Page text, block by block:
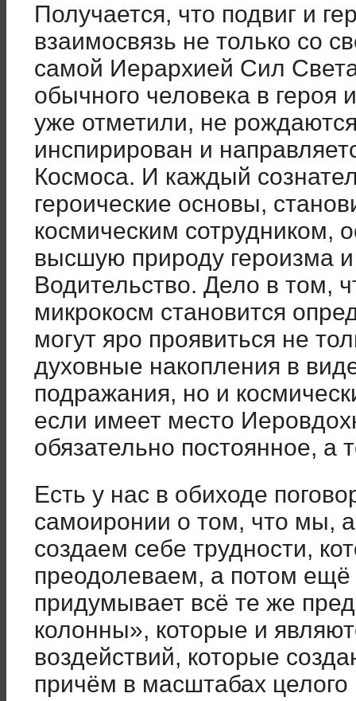
Получается, что подвиг и
взаимосвязь не только со
самой Иерархией Сил
обычного человека в героя
уже отметили, не
инспирирован и
Космоса. И каждый
героические основы,
космическим сотрудником,
высшую природу героизма
Водительство. Дело в том,
микрокосм становится
могут яро проявиться не
духовные накопления в
подражания, но и
если имеет место
обязательно постоянное, а
Есть у нас в обиходе
самоиронии о том, что мы,
создаем себе трудности,
преодолеваем, а потом ещё
придумывает всё те же
колонны», которые и
воздействий, которые
причём в масштабах целого